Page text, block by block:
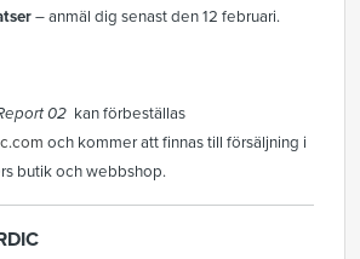
– anmäl dig senast den 12 februari.
02 kan förbeställas
och kommer att finnas till försäljning i
butik och webbshop.